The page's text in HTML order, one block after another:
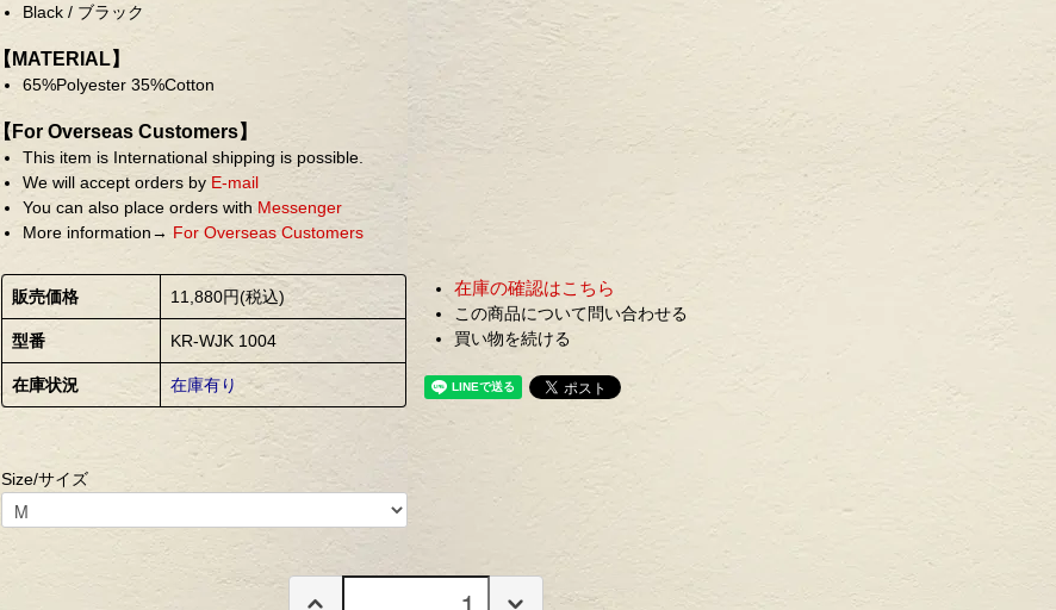
Black / ブラック
【MATERIAL】
65%Polyester 35%Cotton
【For Overseas Customers】
This item is International shipping is possible.
We will accept orders by E-mail
You can also place orders with Messenger
More information→ For Overseas Customers
販売価格 11,880円(税込)
型番 KR-WJK 1004
在庫状況 在庫有り
在庫の確認はこちら
この商品について問い合わせる
買い物を続ける
Size/サイズ